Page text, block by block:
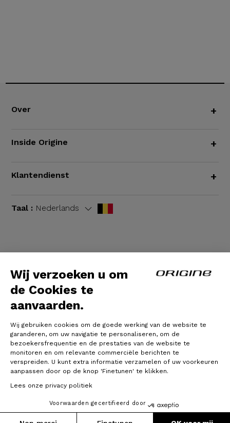
Wij verzoeken u om
de Cookies te
aanvaarden.
Wij gebruiken cookies om de goede werking van de website te
garanderen, om uw navigatie te personaliseren, om de
bezoekersfrequentie en de prestaties van de website te
monitoren en om relevante commerciële berichten te
verspreiden. U kunt extra informatie verzamelen of uw voorkeuren
aanpassen door op de knop 'Finetunen' te klikken.
Lees onze privacy politiek
Voorwaarden gecertifieerd door
Over +
Inside Origine +
Klantendienst +
Taal : Nederlands
© Origine Cycles